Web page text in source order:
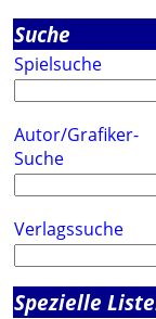
Suche
Spielsuche
Autor/Grafiker-
Suche
Verlagssuche
Spezielle